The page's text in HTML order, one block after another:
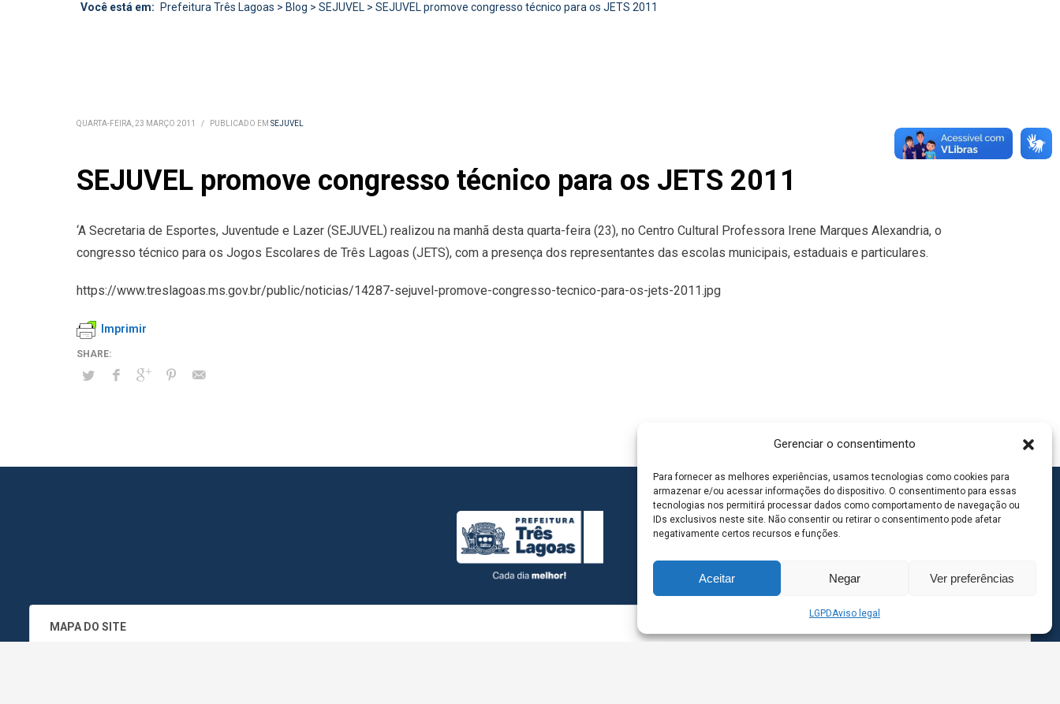
Gerenciar o consentimento
Para fornecer as melhores experiências, usamos tecnologias como cookies para
armazenar e/ou acessar informações do dispositivo. O consentimento para essas
tecnologias nos permitirá processar dados como comportamento de navegação ou
IDs exclusivos neste site. Não consentir ou retirar o consentimento pode afetar
negativamente certos recursos e funções.
Aceitar Negar Ver preferências
LGPDAviso legal
Você está em: Prefeitura Três Lagoas > Blog > SEJUVEL > SEJUVEL promove congresso técnico para os JETS 2011
QUARTA-FEIRA, 23 MARÇO 2011 / PUBLICADO EM SEJUVEL
SEJUVEL promove congresso técnico para os JETS 2011
‘A Secretaria de Esportes, Juventude e Lazer (SEJUVEL) realizou na manhã desta quarta-feira (23), no Centro Cultural Professora Irene Marques Alexandria, o
congresso técnico para os Jogos Escolares de Três Lagoas (JETS), com a presença dos representantes das escolas municipais, estaduais e particulares.
https://www.treslagoas.ms.gov.br/public/noticias/14287-sejuvel-promove-congresso-tecnico-para-os-jets-2011.jpg
Imprimir
MAPA DO SITE